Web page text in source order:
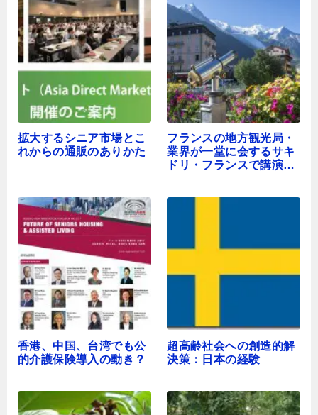
拡大するシニア市場とこ
れからの通販のありかた
フランスの地方観光局・
業界が一堂に会するサキ
ドリ・フランスで講演し
香港、中国、台湾でも公
的介護保険導入の動き？
超高齢社会への創造的解
決策：日本の経験